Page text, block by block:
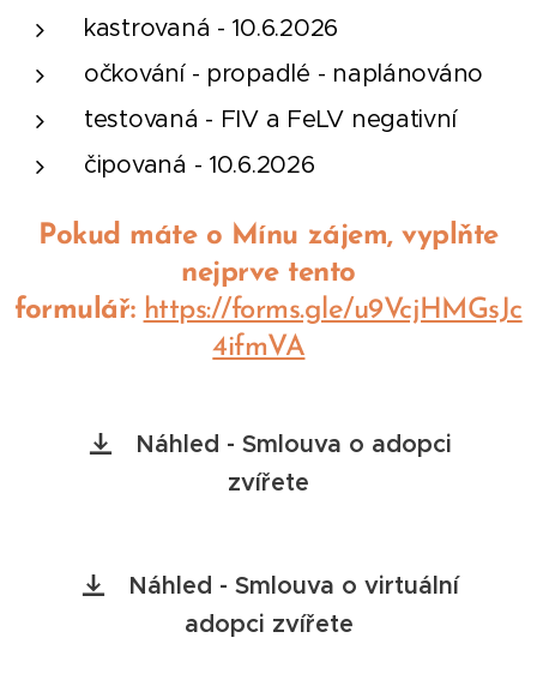
kastrovaná - 10.6.2026
očkování - propadlé - naplánováno
testovaná - FIV a FeLV negativní
čipovaná - 10.6.2026
Pokud máte o Mínu zájem, vyplňte
nejprve tento
formulář: https://forms.gle/u9VcjHMGsJc
4ifmVA
Náhled - Smlouva o adopci
zvířete
Náhled - Smlouva o virtuální
adopci zvířete